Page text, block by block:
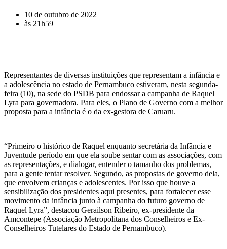
10 de outubro de 2022
às 21h59
Representantes de diversas instituições que representam a infância e
a adolescência no estado de Pernambuco estiveram, nesta segunda-
feira (10), na sede do PSDB para endossar a campanha de Raquel
Lyra para governadora. Para eles, o Plano de Governo com a melhor
proposta para a infância é o da ex-gestora de Caruaru.
“Primeiro o histórico de Raquel enquanto secretária da Infância e
Juventude período em que ela soube sentar com as associações, com
as representações, e dialogar, entender o tamanho dos problemas,
para a gente tentar resolver. Segundo, as propostas de governo dela,
que envolvem crianças e adolescentes. Por isso que houve a
sensibilização dos presidentes aqui presentes, para fortalecer esse
movimento da infância junto à campanha do futuro governo de
Raquel Lyra”, destacou Gerailson Ribeiro, ex-presidente da
Amcontepe (Associação Metropolitana dos Conselheiros e Ex-
Conselheiros Tutelares do Estado de Pernambuco).